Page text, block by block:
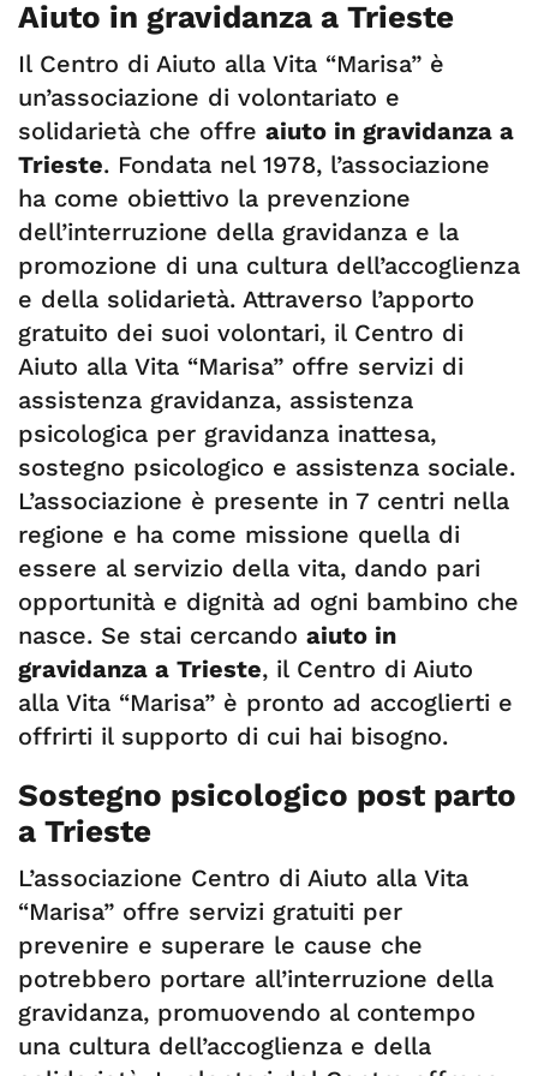
Aiuto in gravidanza a Trieste
Il Centro di Aiuto alla Vita “Marisa” è
un’associazione di volontariato e
solidarietà che offre aiuto in gravidanza a
Trieste. Fondata nel 1978, l’associazione
ha come obiettivo la prevenzione
dell’interruzione della gravidanza e la
promozione di una cultura dell’accoglienza
e della solidarietà. Attraverso l’apporto
gratuito dei suoi volontari, il Centro di
Aiuto alla Vita “Marisa” offre servizi di
assistenza gravidanza, assistenza
psicologica per gravidanza inattesa,
sostegno psicologico e assistenza sociale.
L’associazione è presente in 7 centri nella
regione e ha come missione quella di
essere al servizio della vita, dando pari
opportunità e dignità ad ogni bambino che
nasce. Se stai cercando aiuto in
gravidanza a Trieste, il Centro di Aiuto
alla Vita “Marisa” è pronto ad accoglierti e
offrirti il supporto di cui hai bisogno.
Sostegno psicologico post parto
a Trieste
L’associazione Centro di Aiuto alla Vita
“Marisa” offre servizi gratuiti per
prevenire e superare le cause che
potrebbero portare all’interruzione della
gravidanza, promuovendo al contempo
una cultura dell’accoglienza e della